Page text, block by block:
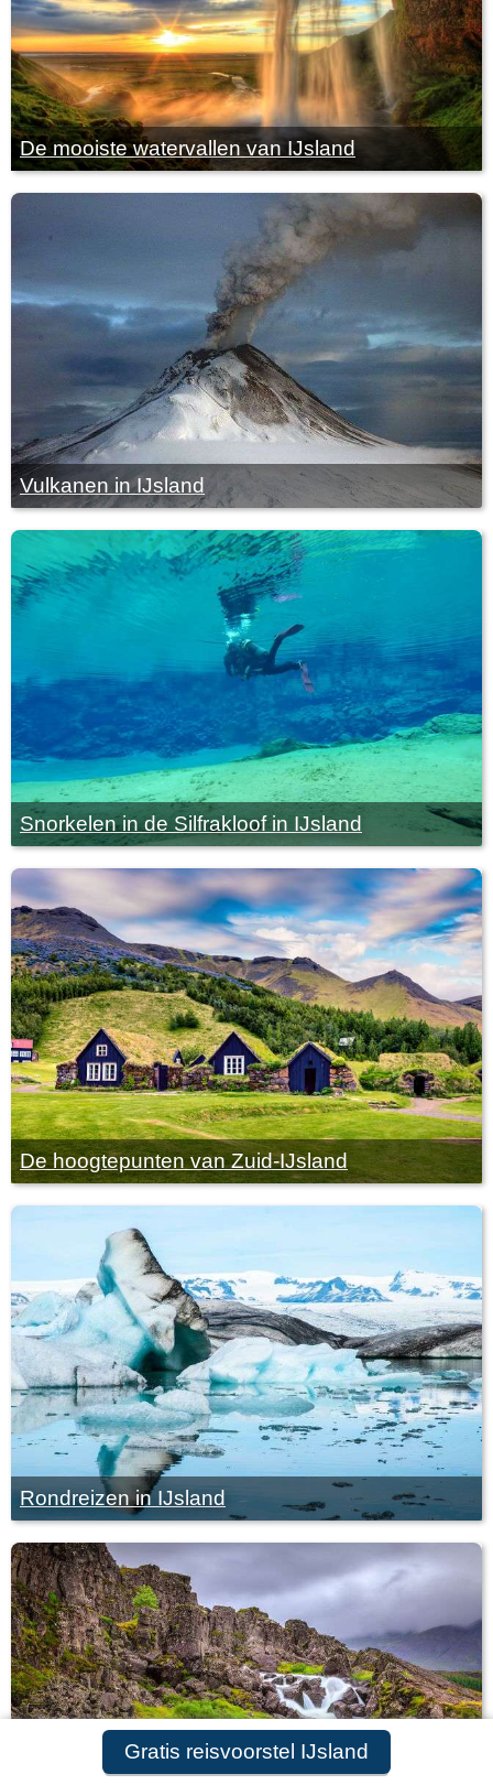
Gratis reisvoorstel IJsland
De mooiste watervallen van IJsland
Vulkanen in IJsland
Snorkelen in de Silfrakloof in IJsland
De hoogtepunten van Zuid-IJsland
Rondreizen in IJsland